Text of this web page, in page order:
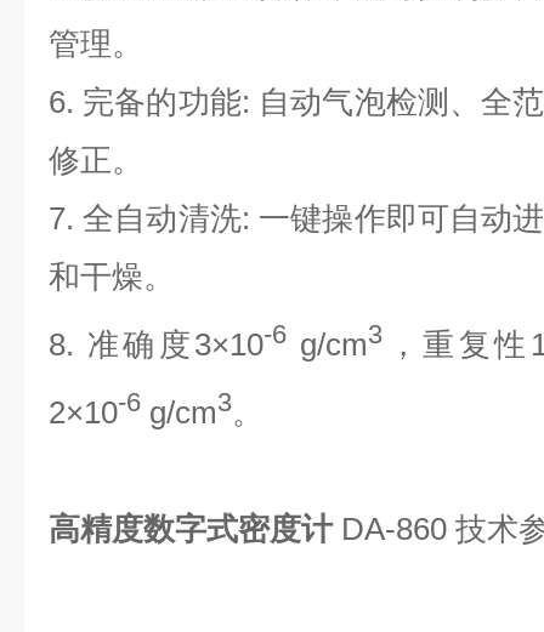
管理。
6. 完备的功能: 自动气泡检测、全
修正。
7. 全自动清洗: 一键操作即可自动
和干燥。
8. 准确度3×10-6 g/cm3 ，重复性
2×10-6 g/cm3。
高精度数字式密度计 DA-860 技术